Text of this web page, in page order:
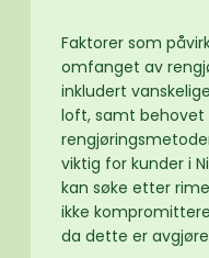
Faktorer som
omfanget av
inkludert
loft, samt behovet
viktig for kunder i
kan søke etter
ikke
da dette er